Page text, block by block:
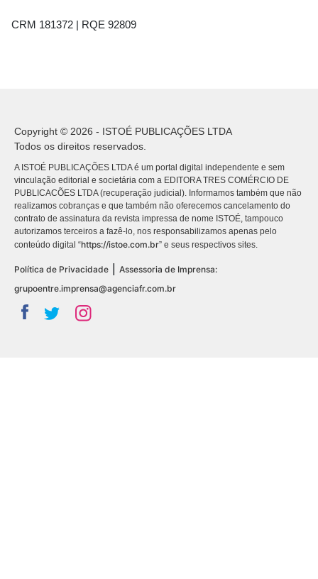
CRM 181372 | RQE 92809
Copyright © 2026 - ISTOÉ PUBLICAÇÕES LTDA
Todos os direitos reservados.
A ISTOÉ PUBLICAÇÕES LTDA é um portal digital independente e sem
vinculação editorial e societária com a EDITORA TRES COMÉRCIO DE
PUBLICACÕES LTDA (recuperação judicial). Informamos também que não
realizamos cobranças e que também não oferecemos cancelamento do
contrato de assinatura da revista impressa de nome ISTOÉ, tampouco
autorizamos terceiros a fazê-lo, nos responsabilizamos apenas pelo
conteúdo digital “https://istoe.com.br” e seus respectivos sites.
Política de Privacidade | Assessoria de Imprensa:
grupoentre.imprensa@agenciafr.com.br